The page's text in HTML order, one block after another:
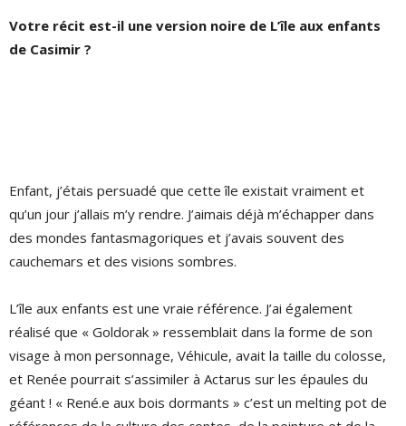
Votre récit est-il une version noire de L’île aux enfants
de Casimir ?
Enfant, j’étais persuadé que cette île existait vraiment et
qu’un jour j’allais m’y rendre. J’aimais déjà m’échapper dans
des mondes fantasmagoriques et j’avais souvent des
cauchemars et des visions sombres.
L’île aux enfants est une vraie référence. J’ai également
réalisé que « Goldorak » ressemblait dans la forme de son
visage à mon personnage, Véhicule, avait la taille du colosse,
et Renée pourrait s’assimiler à Actarus sur les épaules du
géant ! « René.e aux bois dormants » c’est un melting pot de